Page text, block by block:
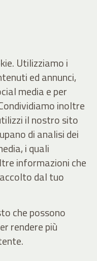
Utilizziamo i
ed annunci,
media e per
inoltre
il nostro sito
di analisi dei
i quali
informazioni che
dal tuo
che possono
rendere più